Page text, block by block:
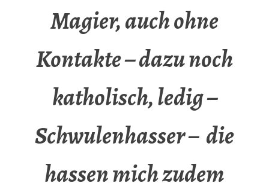
Magier, auch ohne
Kontakte – dazu noch
katholisch, ledig –
Schwulenhasser – die
hassen mich zudem